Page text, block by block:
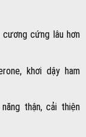
cứng lâu hơn
khơi dậy ham
thận, cải thiện